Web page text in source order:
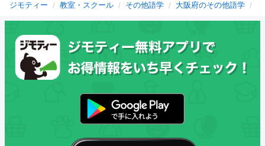
ジモティー 教室・スクール その他語学 大阪府のその他語学